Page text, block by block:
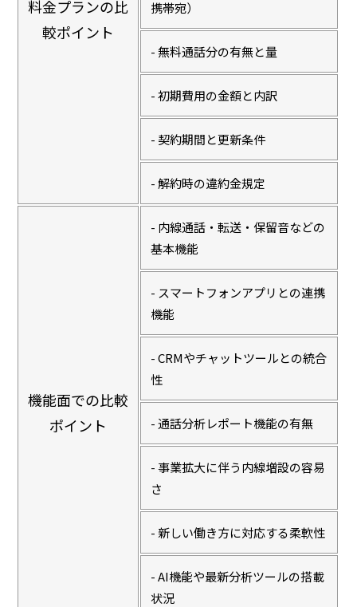
料金プランの比
較ポイント
携帯宛）
- 無料通話分の有無と量
- 初期費用の金額と内訳
- 契約期間と更新条件
- 解約時の違約金規定
機能面での比較
ポイント
- 内線通話・転送・保留音などの
基本機能
- スマートフォンアプリとの連携
機能
- CRMやチャットツールとの統合
性
- 通話分析レポート機能の有無
- 事業拡大に伴う内線増設の容易
さ
- 新しい働き方に対応する柔軟性
- AI機能や最新分析ツールの搭載
状況